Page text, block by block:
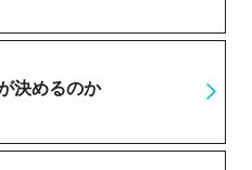
決めるのか